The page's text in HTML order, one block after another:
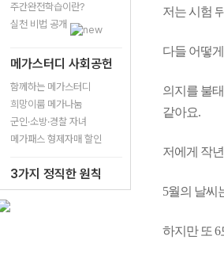
주간완전학습이란?
실천 비법 공개
메가스터디 사회공헌
함께하는 메가스터디
희망이룸 메가나눔
군인·소방·경찰 자녀
메가패스 형제자매 할인
3가지 정직한 원칙
저는 시험
다들 어떻
의지를 불
같아요.
저에게 작
5월의 날씨
하지만 또